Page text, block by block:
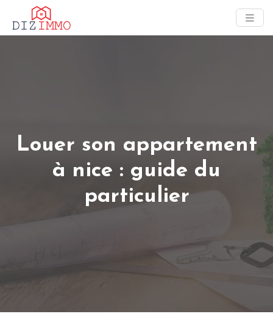
Louer son appartement
à nice : guide du
particulier